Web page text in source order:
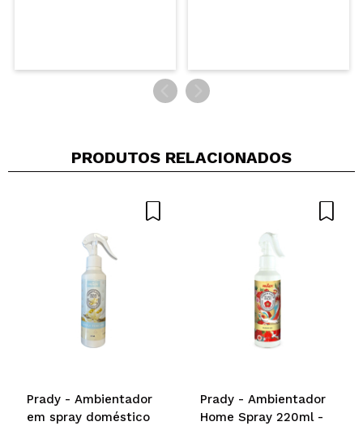
PRODUTOS RELACIONADOS
Prady - Ambientador
em spray doméstico
Prady - Ambientador
Home Spray 220ml -